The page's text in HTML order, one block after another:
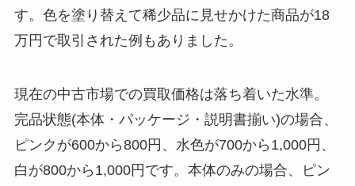
す。色を塗り替えて稀少品に見せかけた商品が18
万円で取引された例もありました。
現在の中古市場での買取価格は落ち着いた水準。
完品状態(本体・パッケージ・説明書揃い)の場合、
ピンクが600から800円、水色が700から1,000円、
白が800から1,000円です。本体のみの場合、ピン